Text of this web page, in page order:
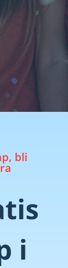
bli
i